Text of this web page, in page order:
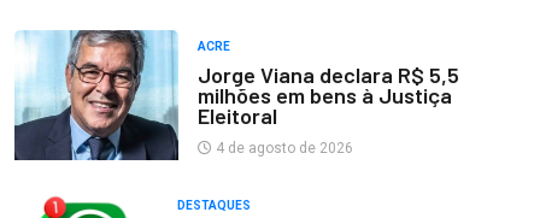
ACRE
Jorge Viana declara R$ 5,5
milhões em bens à Justiça
Eleitoral
4 de agosto de 2026
DESTAQUES